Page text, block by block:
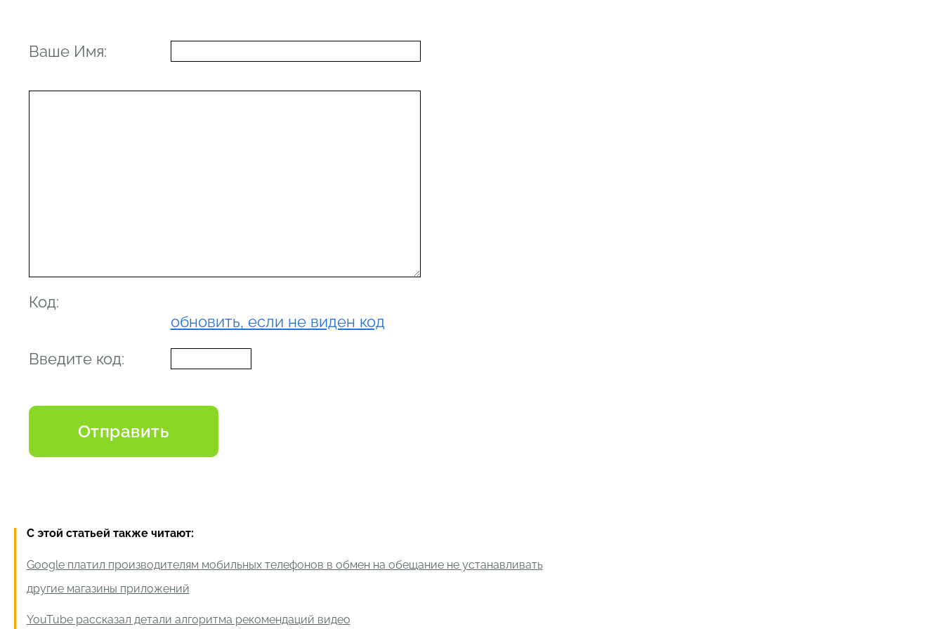
Ваше Имя:
Код:
обновить, если не виден код
Введите код:
С этой статьей также читают:
Google платил производителям мобильных телефонов в обмен на обещание не устанавливать
другие магазины приложений
YouTube рассказал детали алгоритма рекомендаций видео